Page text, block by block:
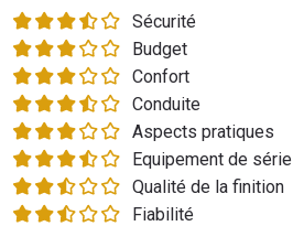
Flottes
Auto
Services
Forum
Moto
Sécurité
Budget
Confort
Conduite
Aspects pratiques
Equipement de série
Qualité de la finition
Fiabilité